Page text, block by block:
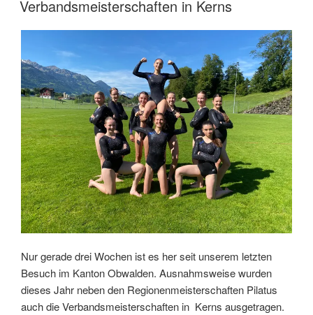
Verbandsmeisterschaften in Kerns
Nur gerade drei Wochen ist es her seit unserem letzten
Besuch im Kanton Obwalden. Ausnahmsweise wurden
dieses Jahr neben den Regionenmeisterschaften Pilatus
auch die Verbandsmeisterschaften in Kerns ausgetragen.